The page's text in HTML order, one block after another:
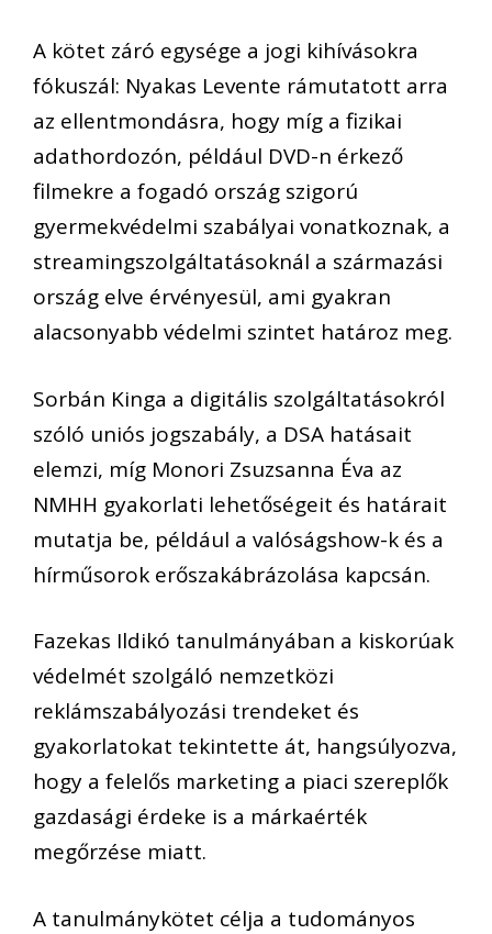
A kötet záró egysége a jogi kihívásokra
fókuszál: Nyakas Levente rámutatott arra
az ellentmondásra, hogy míg a fizikai
adathordozón, például DVD-n érkező
filmekre a fogadó ország szigorú
gyermekvédelmi szabályai vonatkoznak, a
streamingszolgáltatásoknál a származási
ország elve érvényesül, ami gyakran
alacsonyabb védelmi szintet határoz meg.
Sorbán Kinga a digitális szolgáltatásokról
szóló uniós jogszabály, a DSA hatásait
elemzi, míg Monori Zsuzsanna Éva az
NMHH gyakorlati lehetőségeit és határait
mutatja be, például a valóságshow-k és a
hírműsorok erőszakábrázolása kapcsán.
Fazekas Ildikó tanulmányában a kiskorúak
védelmét szolgáló nemzetközi
reklámszabályozási trendeket és
gyakorlatokat tekintette át, hangsúlyozva,
hogy a felelős marketing a piaci szereplők
gazdasági érdeke is a márkaérték
megőrzése miatt.
A tanulmánykötet célja a tudományos